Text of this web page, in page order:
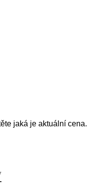
jaká je aktuální cena.